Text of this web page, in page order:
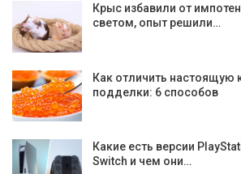
Крыс избавили от
светом, опыт решили…
Как отличить настоящую
подделки: 6 способов
Какие есть версии
Switch и чем они…